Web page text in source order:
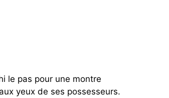
le pas pour une montre
yeux de ses possesseurs.